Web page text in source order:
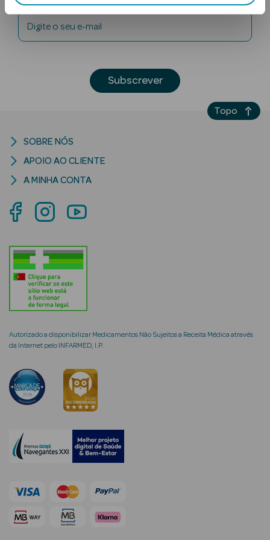
Corpo
Rosto
Lábios
Criança
Rosto e
Ver Tudo
Cosmética
Rosto
Hidratantes
Séruns Faciais
Creme de Olhos
Anti-
Digite o seu e-mail
Subscrever
Autorizado a disponibilizar Medicamentos Não Sujeitos a Receita Médica através
da Internet pelo INFARMED, I.P.
SOBRE NÓS
APOIO AO CLIENTE
A MINHA CONTA
Topo